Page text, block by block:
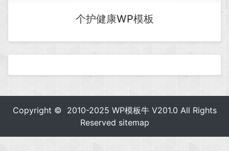
个护健康WP模板
Copyright © 2010-2025 WP模板牛V201.0 All Rights
Reserved sitemap